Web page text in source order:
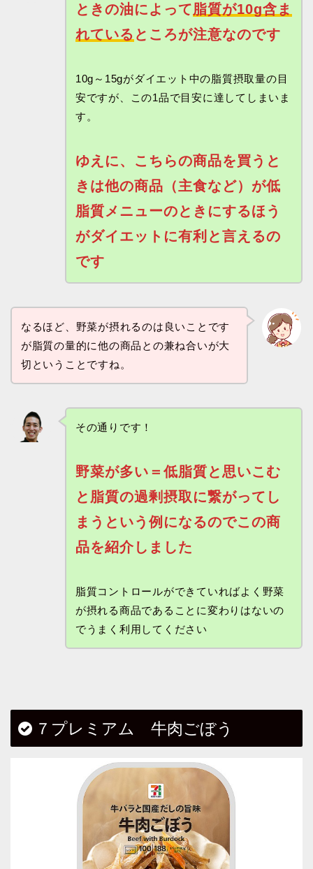
ときの油によって脂質が10g含ま
れている ところが注意なのです
10g～15gがダイエット中の脂質摂取量の目
安ですが、この1品で目安に達してしまいま
す。
ゆえに、こちらの商品を買うと
きは他の商品（主食など）が低
脂質メニューのときにするほう
がダイエットに有利と言えるの
です
なるほど、野菜が摂れるのは良いことです
が脂質の量的に他の商品との兼ね合いが大
切ということですね。
その通りです！
野菜が多い＝低脂質と思いこむ
と脂質の過剰摂取に繋がってし
まうという例になるのでこの商
品を紹介しました
脂質コントロールができていればよく野菜
が摂れる商品であることに変わりはないの
でうまく利用してください
７プレミアム 牛肉ごぼう